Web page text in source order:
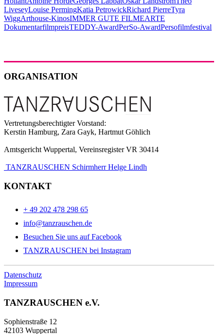
LiveseyLouise PermingKatia PetrowickRichard PierreTyra
WiggArthouse-KinosIMMER GUTE FILMEARTE
DokumentarfilmpreisTEDDY-AwardPerSo-AwardPersofilmfestival
ORGANISATION
Vertretungsberechtigter Vorstand:
Kerstin Hamburg, Zara Gayk, Hartmut Göhlich
Amtsgericht Wuppertal, Vereinsregister VR 30414
TANZRAUSCHEN Schirmherr Helge Lindh
KONTAKT
+ 49 202 478 298 65
info@tanzrauschen.de
Besuchen Sie uns auf Facebook
TANZRAUSCHEN bei Instagram
Datenschutz
Impressum
TANZRAUSCHEN e.V.
Sophienstraße 12
42103 Wuppertal